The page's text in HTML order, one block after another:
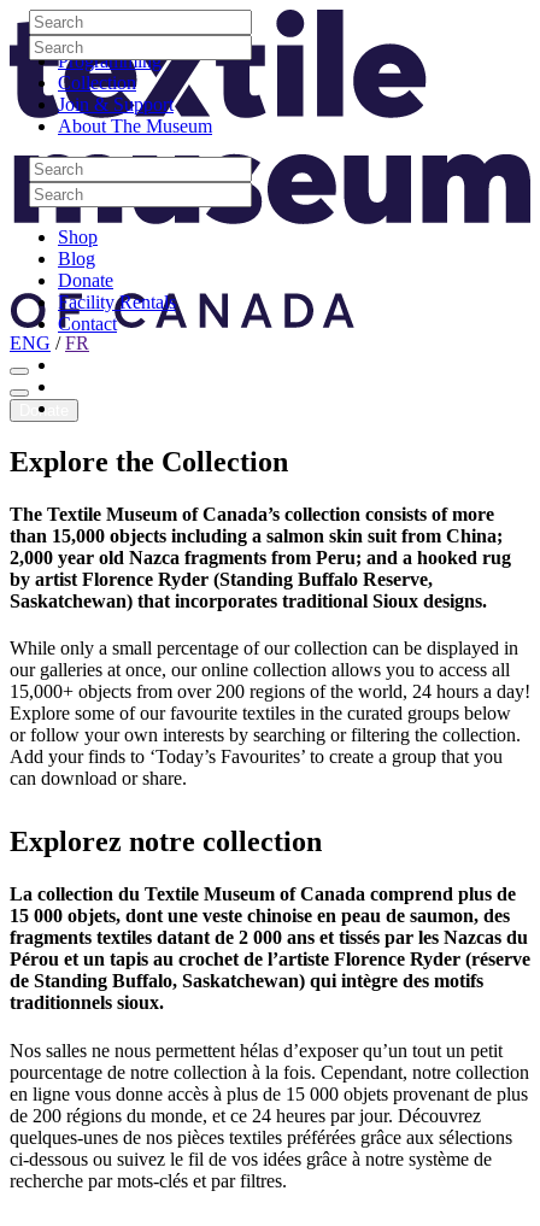
Skip to content
Visit
Programming
Collection
Join & Support
About The Museum
Search
Search
Search
Search
Shop
Blog
Donate
Facility Rentals
Contact
Youtube
Search
Search
Search
Search
Site Logo
ENG /FR
Donate
Explore the Collection
The Textile Museum of Canada’s collection consists of more
than 15,000 objects including a salmon skin suit from China;
2,000 year old Nazca fragments from Peru; and a hooked rug
by artist Florence Ryder (Standing Buffalo Reserve,
Saskatchewan) that incorporates traditional Sioux designs.
While only a small percentage of our collection can be displayed in
our galleries at once, our online collection allows you to access all
15,000+ objects from over 200 regions of the world, 24 hours a day!
Explore some of our favourite textiles in the curated groups below
or follow your own interests by searching or filtering the collection.
Add your finds to ‘Today’s Favourites’ to create a group that you
can download or share.
Explorez notre collection
La collection du Textile Museum of Canada comprend plus de
15 000 objets, dont une veste chinoise en peau de saumon, des
fragments textiles datant de 2 000 ans et tissés par les Nazcas du
Pérou et un tapis au crochet de l’artiste Florence Ryder (réserve
de Standing Buffalo, Saskatchewan) qui intègre des motifs
traditionnels sioux.
Nos salles ne nous permettent hélas d’exposer qu’un tout un petit
pourcentage de notre collection à la fois. Cependant, notre collection
en ligne vous donne accès à plus de 15 000 objets provenant de plus
de 200 régions du monde, et ce 24 heures par jour. Découvrez
quelques-unes de nos pièces textiles préférées grâce aux sélections
ci-dessous ou suivez le fil de vos idées grâce à notre système de
recherche par mots-clés et par filtres.